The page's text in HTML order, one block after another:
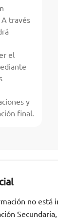
través
el
y
final.
no está